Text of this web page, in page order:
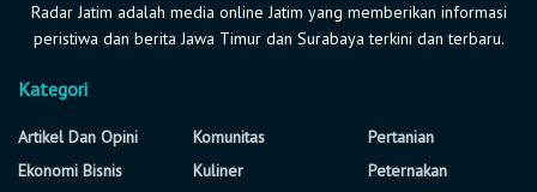
Radar Jatim adalah media online Jatim yang memberikan informasi
peristiwa dan berita Jawa Timur dan Surabaya terkini dan terbaru.
Kategori
Artikel Dan Opini
Ekonomi Bisnis
Komunitas
Kuliner
Pertanian
Peternakan